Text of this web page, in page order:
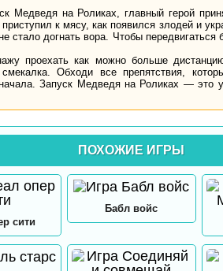
Медведя на Роликах, главный герой
приступил к мясу, как появился злодей и
стало догнать вора. Чтобы передвигаться
проехать как можно больше
смекалка. Обходи все препятствия,
Запуск Медведя на Роликах — это
ПОХОЖИЕ ИГРЫ
сити
Бабл войс